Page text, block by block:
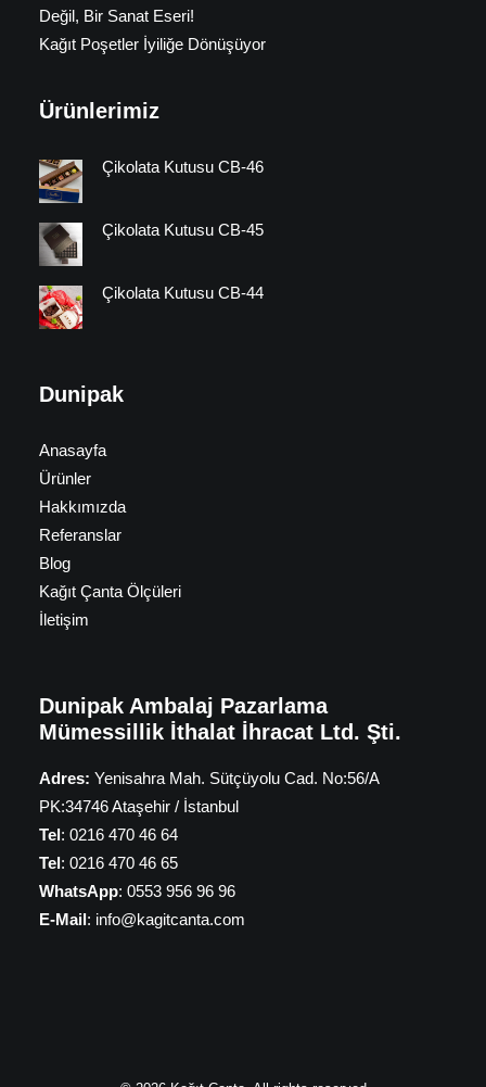
Değil, Bir Sanat Eseri!
Kağıt Poşetler İyiliğe Dönüşüyor
Ürünlerimiz
Çikolata Kutusu CB-46
Çikolata Kutusu CB-45
Çikolata Kutusu CB-44
Dunipak
Anasayfa
Ürünler
Hakkımızda
Referanslar
Blog
Kağıt Çanta Ölçüleri
İletişim
Dunipak Ambalaj Pazarlama
Mümessillik İthalat İhracat Ltd. Şti.
Adres: Yenisahra Mah. Sütçüyolu Cad. No:56/A
PK:34746 Ataşehir / İstanbul
Tel: 0216 470 46 64
Tel: 0216 470 46 65
WhatsApp: 0553 956 96 96
E-Mail: info@kagitcanta.com